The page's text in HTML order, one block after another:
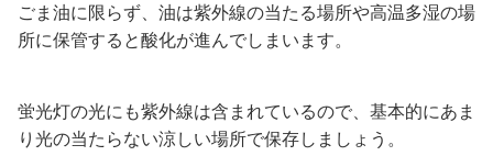
ごま油に限らず、油は紫外線の当たる場所や高温多湿の場
所に保管すると酸化が進んでしまいます。
蛍光灯の光にも紫外線は含まれているので、基本的にあま
り光の当たらない涼しい場所で保存しましょう。